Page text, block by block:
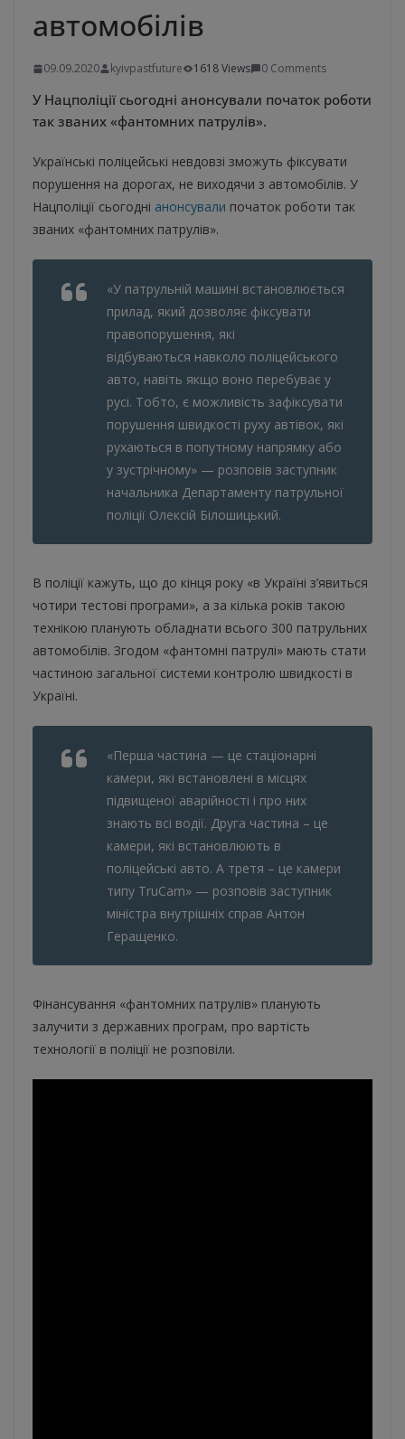
автомобілів
09.09.2020 kyivpastfuture 1618 Views 0 Comments
У Нацполіції сьогодні анонсували початок роботи
так званих «фантомних патрулів».
Українські поліцейські невдовзі зможуть фіксувати
порушення на дорогах, не виходячи з автомобілів. У
Нацполіції сьогодні анонсували початок роботи так
званих «фантомних патрулів».
«У патрульній машині встановлюється
прилад, який дозволяє фіксувати
правопорушення, які
відбуваються навколо поліцейського
авто, навіть якщо воно перебуває у
русі. Тобто, є можливість зафіксувати
порушення швидкості руху автівок, які
рухаються в попутному напрямку або
у зустрічному» — розповів заступник
начальника Департаменту патрульної
поліції Олексій Білошицький.
В поліції кажуть, що до кінця року «в Україні з’явиться
чотири тестові програми», а за кілька років такою
технікою планують обладнати всього 300 патрульних
автомобілів. Згодом «фантомні патрулі» мають стати
частиною загальної системи контролю швидкості в
Україні.
«Перша частина — це стаціонарні
камери, які встановлені в місцях
підвищеної аварійності і про них
знають всі водії. Друга частина – це
камери, які встановлюють в
поліцейські авто. А третя – це камери
типу TruCam» — розповів заступник
міністра внутрішніх справ Антон
Геращенко.
Фінансування «фантомних патрулів» планують
залучити з державних програм, про вартість
технології в поліції не розповіли.